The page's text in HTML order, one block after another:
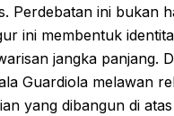
Perdebatan ini bukan
ini membentuk
jangka panjang.
Guardiola melawan
yang dibangun di